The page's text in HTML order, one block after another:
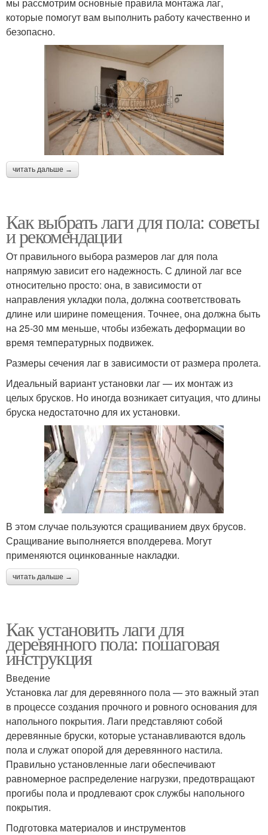
мы рассмотрим основные правила монтажа лаг,
которые помогут вам выполнить работу качественно и
безопасно.
читать дальше →
Как выбрать лаги для пола: советы
и рекомендации
От правильного выбора размеров лаг для пола
напрямую зависит его надежность. С длиной лаг все
относительно просто: она, в зависимости от
направления укладки пола, должна соответствовать
длине или ширине помещения. Точнее, она должна быть
на 25-30 мм меньше, чтобы избежать деформации во
время температурных подвижек.
Размеры сечения лаг в зависимости от размера пролета.
Идеальный вариант установки лаг — их монтаж из
целых брусков. Но иногда возникает ситуация, что длины
бруска недостаточно для их установки.
В этом случае пользуются сращиванием двух брусов.
Сращивание выполняется вполдерева. Могут
применяются оцинкованные накладки.
читать дальше →
Как установить лаги для
деревянного пола: пошаговая
инструкция
Введение
Установка лаг для деревянного пола — это важный этап
в процессе создания прочного и ровного основания для
напольного покрытия. Лаги представляют собой
деревянные бруски, которые устанавливаются вдоль
пола и служат опорой для деревянного настила.
Правильно установленные лаги обеспечивают
равномерное распределение нагрузки, предотвращают
прогибы пола и продлевают срок службы напольного
покрытия.
Подготовка материалов и инструментов